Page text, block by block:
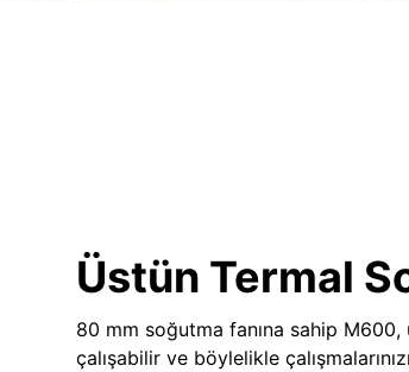
Üstün Termal
80 mm soğutma fanına sahip
çalışabilir ve böylelikle